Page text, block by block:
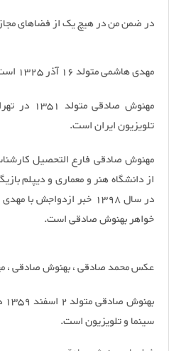
در ضمن من در هیچ یک از فضاهای
مهدی هاشمی متولد 16 آذر 1325 است.
مهنوش
تلویزیون ایران است.
مهنوش صادقی فارع التحصیل
از دانشگاه هنر و معماری و دیپلم
در سال 1398 خبر
خواهر بهنوش صادقی است.
عکس محمد صادقی ، بهنوش صادقی ،
سینما و تلویزیون است.